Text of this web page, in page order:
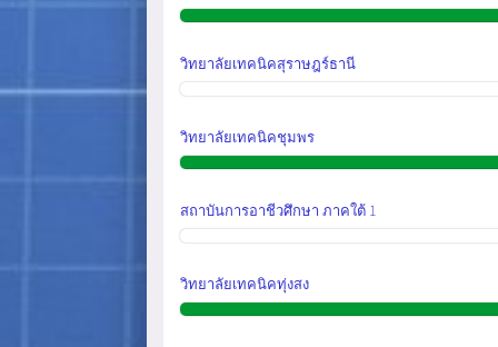
วิทยาลัยเทคนิคสุราษฎร์ธานี
วิทยาลัยเทคนิคชุมพร
สถาบันการอาชีวศึกษา ภาคใต้ 1
วิทยาลัยเทคนิคทุ่งสง